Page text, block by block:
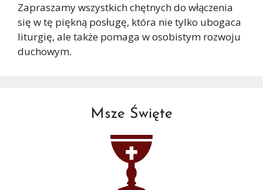
Zapraszamy wszystkich chętnych do włączenia
się w tę piękną posługę, która nie tylko ubogaca
liturgię, ale także pomaga w osobistym rozwoju
duchowym.
Msze Święte